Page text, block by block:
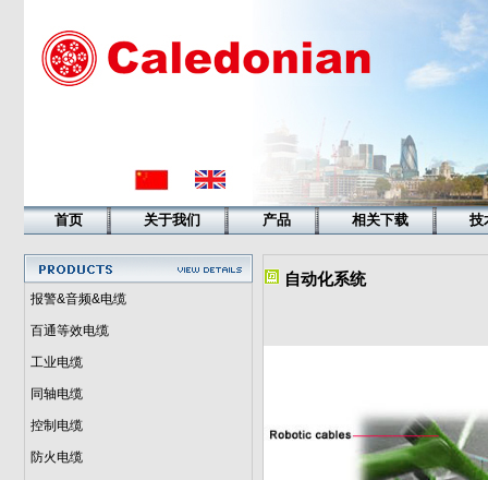
首页 关于我们 产品 相关下载 技
报警&音频&电缆
百通等效电缆
工业电缆
同轴电缆
控制电缆
防火电缆
自动化系统